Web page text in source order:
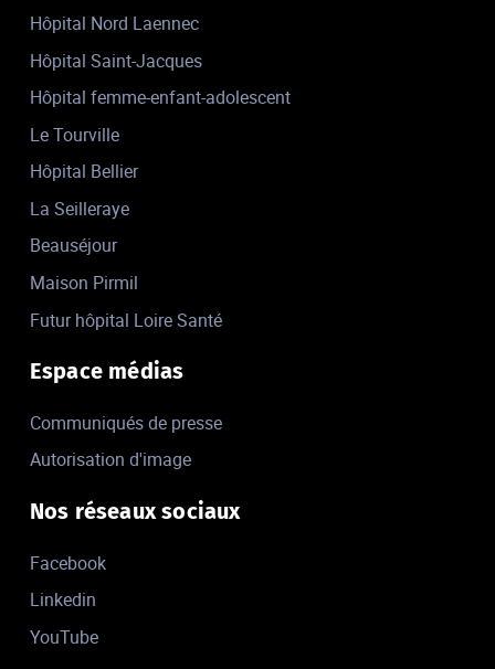
Hôpital Nord Laennec
Hôpital Saint-Jacques
Hôpital femme-enfant-adolescent
Le Tourville
Hôpital Bellier
La Seilleraye
Beauséjour
Maison Pirmil
Futur hôpital Loire Santé
Espace médias
Communiqués de presse
Autorisation d'image
Nos réseaux sociaux
Facebook
Linkedin
YouTube